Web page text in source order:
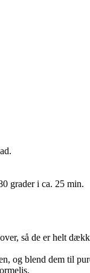
grader i ca. 25 min.
så de er helt
og blend dem til